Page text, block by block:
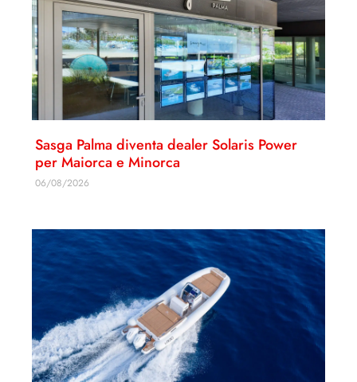
Sasga Palma diventa dealer Solaris Power
per Maiorca e Minorca
06/08/2026